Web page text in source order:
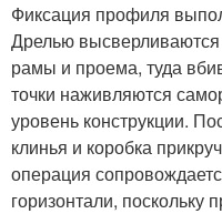
Фиксация профиля
Дрелью высверливаются
рамы и проема, туда
точки наживляются
уровень конструкции.
клинья и коробка
операция
горизонтали, поскольку